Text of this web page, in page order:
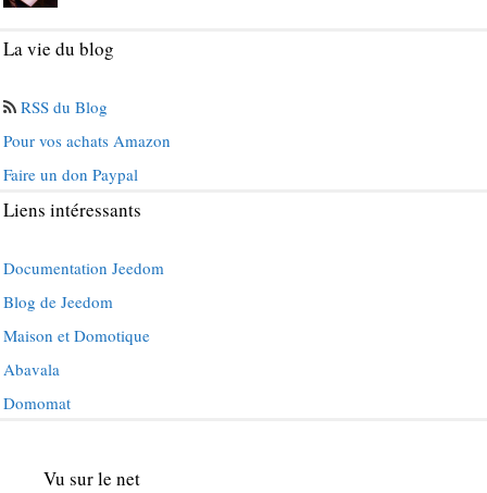
La vie du blog
RSS du Blog
Pour vos achats Amazon
Faire un don Paypal
Liens intéressants
Documentation Jeedom
Blog de Jeedom
Maison et Domotique
Abavala
Domomat
Vu sur le net